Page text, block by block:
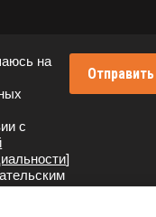
на
с
]
Отправить